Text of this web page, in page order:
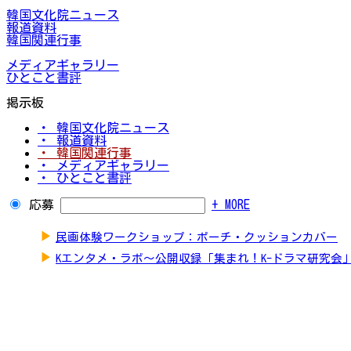
韓国文化院ニュース
報道資料
韓国関連行事
メディアギャラリー
ひとこと書評
掲示板
・ 韓国文化院ニュース
・ 報道資料
・ 韓国関連行事
・ メディアギャラリー
・ ひとこと書評
応募 + MORE
▶ 民画体験ワークショップ：ポーチ・クッションカバー
▶ Kエンタメ・ラボ～公開収録「集まれ！K-ドラマ研究会